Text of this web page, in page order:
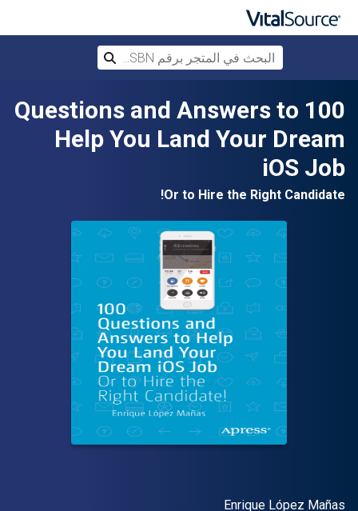
تخطي إلى المحتوى الرئيسي
100 Questions and Answers to
Help You Land Your Dream
iOS Job
Or to Hire the Right Candidate!
المؤلف (المؤلفون)
Enrique López Mañas